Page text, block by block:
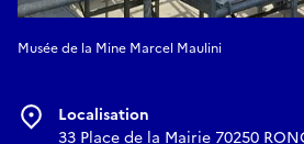
Musée de la Mine Marcel Maulini
Localisation
33 Place de la Mairie 70250